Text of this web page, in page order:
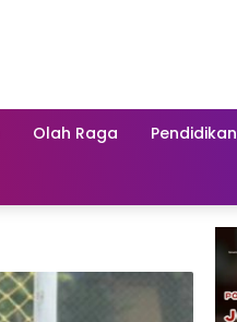
Olah Raga Pendidikan